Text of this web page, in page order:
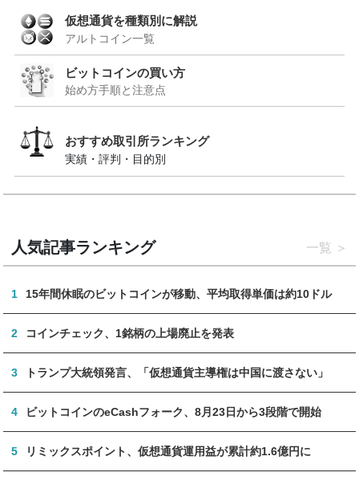
仮想通貨を種類別に解説
アルトコイン一覧
ビットコインの買い方
始め方手順と注意点
おすすめ取引所ランキング
実績・評判・目的別
人気記事ランキング 一覧
1 15年間休眠のビットコインが移動、平均取得単価は約10ドル
2 コインチェック、1銘柄の上場廃止を発表
3 トランプ大統領発言、「仮想通貨主導権は中国に渡さない」
4 ビットコインのeCashフォーク、8月23日から3段階で開始
5 リミックスポイント、仮想通貨運用益が累計約1.6億円に